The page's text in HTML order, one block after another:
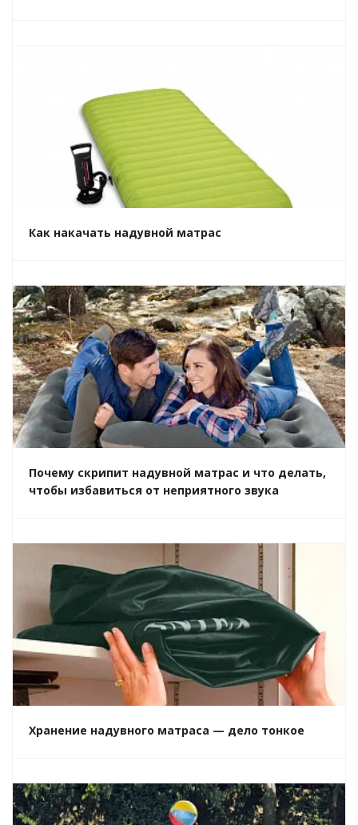
Как накачать надувной матрас
Почему скрипит надувной матрас и что делать,
чтобы избавиться от неприятного звука
Хранение надувного матраса — дело тонкое